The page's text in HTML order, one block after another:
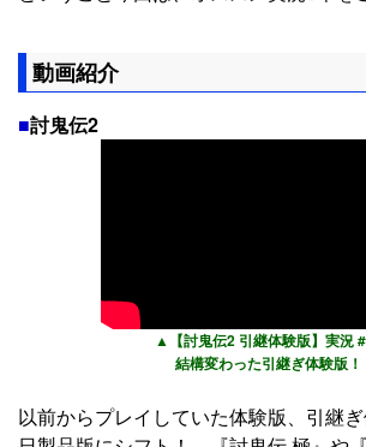
動画紹介
■討鬼伝2
▲【討鬼伝2 引継体験版】実況
結構変わった引継ぎ体験版！
以前からプレイしていた体験版、引継